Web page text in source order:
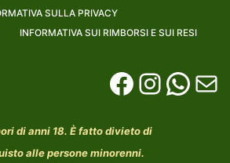
SULLA PRIVACY
INFORMATIVA SUI RIMBORSI E SUI RESI
di anni 18. È fatto divieto di
alle persone minorenni.